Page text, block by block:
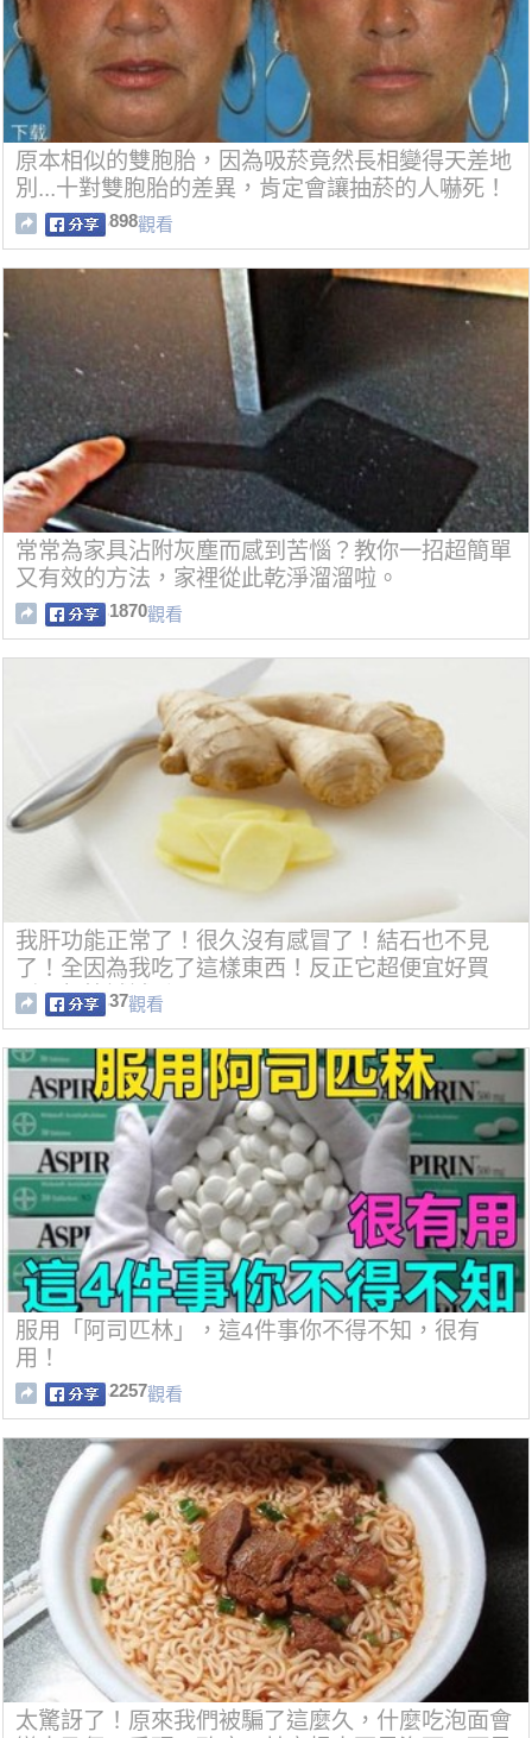
原本相似的雙胞胎，因為吸菸竟然長相變得天差地
別...十對雙胞胎的差異，肯定會讓抽菸的人嚇死！
898觀看
常常為家具沾附灰塵而感到苦惱？教你一招超簡單
又有效的方法，家裡從此乾淨溜溜啦。
1870觀看
我肝功能正常了！很久沒有感冒了！結石也不見
了！全因為我吃了這樣東西！反正它超便宜好買
到！趕快試試看！！
37觀看
服用「阿司匹林」，這4件事你不得不知，很有
用！
2257觀看
太驚訝了！原來我們被騙了這麼久，什麼吃泡面會